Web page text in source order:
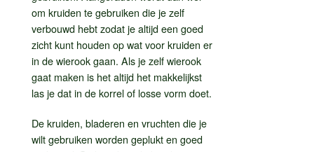
om kruiden te gebruiken die je zelf
verbouwd hebt zodat je altijd een goed
zicht kunt houden op wat voor kruiden er
in de wierook gaan. Als je zelf wierook
gaat maken is het altijd het makkelijkst
las je dat in de korrel of losse vorm doet.
De kruiden, bladeren en vruchten die je
wilt gebruiken worden geplukt en goed